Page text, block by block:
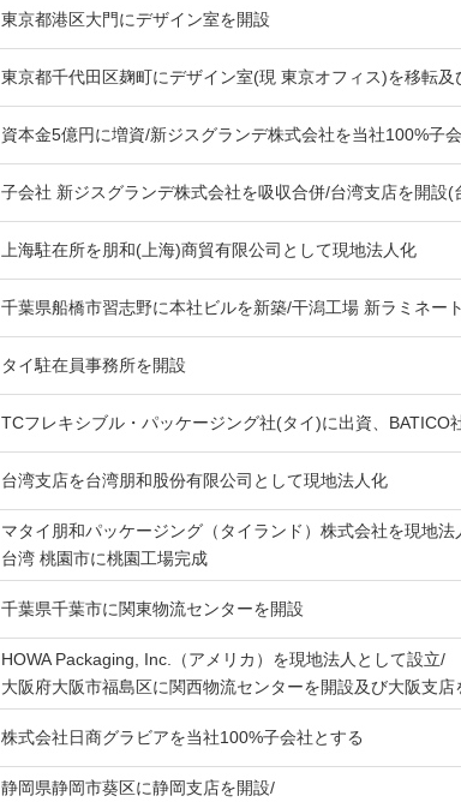
東京都港区大門にデザイン室を開設
東京都千代田区麹町にデザイン室(現 東京オフィス)を移転及
資本金5億円に増資/新ジスグランデ株式会社を当社100%子
子会社 新ジスグランデ株式会社を吸収合併/台湾支店を開設(
上海駐在所を朋和(上海)商貿有限公司として現地法人化
千葉県船橋市習志野に本社ビルを新築/干潟工場 新ラミネー
タイ駐在員事務所を開設
TCフレキシブル・パッケージング社(タイ)に出資、BATICO
台湾支店を台湾朋和股份有限公司として現地法人化
マタイ朋和パッケージング（タイランド）株式会社を現地法
台湾 桃園市に桃園工場完成
千葉県千葉市に関東物流センターを開設
HOWA Packaging, Inc.（アメリカ）を現地法人として設立/
大阪府大阪市福島区に関西物流センターを開設及び大阪支店
株式会社日商グラビアを当社100%子会社とする
静岡県静岡市葵区に静岡支店を開設/